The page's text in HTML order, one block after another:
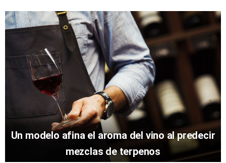
Un modelo afina el aroma del vino al predecir
mezclas de terpenos